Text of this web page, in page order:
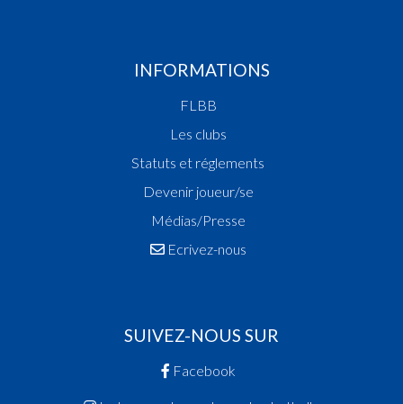
INFORMATIONS
FLBB
Les clubs
Statuts et réglements
Devenir joueur/se
Médias/Presse
Ecrivez-nous
SUIVEZ-NOUS SUR
Facebook